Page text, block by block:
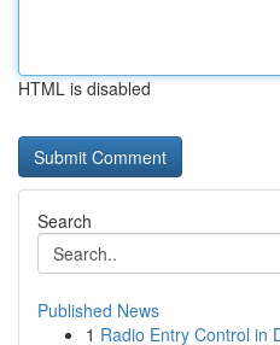
HTML is disabled
Search
Published News
1 Radio Entry Control in